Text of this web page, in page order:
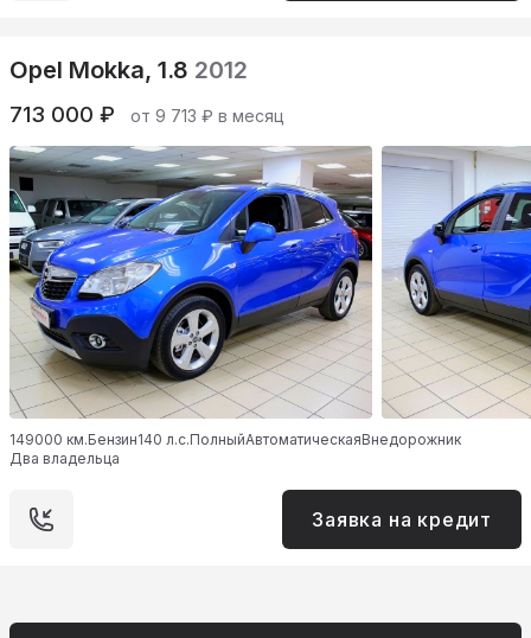
Opel Mokka, 1.8 2012
713 000 ₽ от 9 713 ₽ в месяц
149000 км.Бензин140 л.с.ПолныйАвтоматическаяВнедорожник
Два владельца
Заявка на кредит